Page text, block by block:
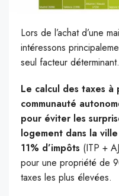
Lors de l’achat d’une
intéressons
seul facteur
Le calcul des taxes
communauté
pour éviter les
logement dans la
11% d’impôts (ITP +
pour une propriété de
taxes les plus élevées.